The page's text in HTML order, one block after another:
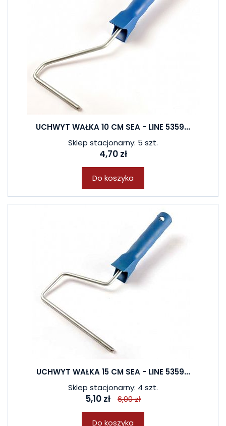
UCHWYT WAŁKA 10 CM SEA - LINE 5359...
Sklep stacjonarny: 5 szt.
4,70 zł
Do koszyka
UCHWYT WAŁKA 15 CM SEA - LINE 5359...
Sklep stacjonarny: 4 szt.
5,10 zł 6,00 zł
Do koszyka